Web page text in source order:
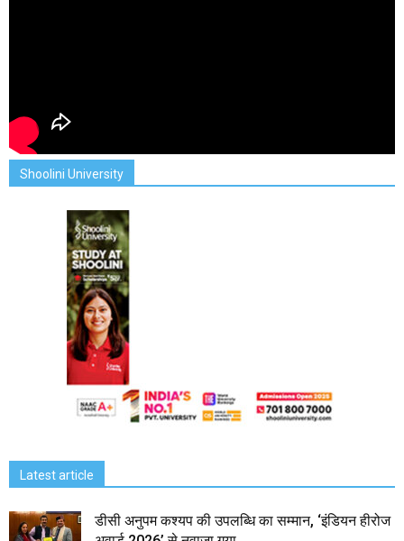
Shoolini University
Latest article
डीसी अनुपम कश्यप की उपलब्धि का सम्मान, ‘इंडियन हीरोज